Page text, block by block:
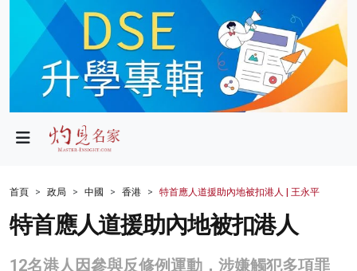
政局
財經
生活
首頁 政局 中國 香港 特首應人道援助內地被扣港人 | 王永平
特首應人道援助內地被扣港人
12名港人因參與反修例運動，涉嫌觸犯多項罪